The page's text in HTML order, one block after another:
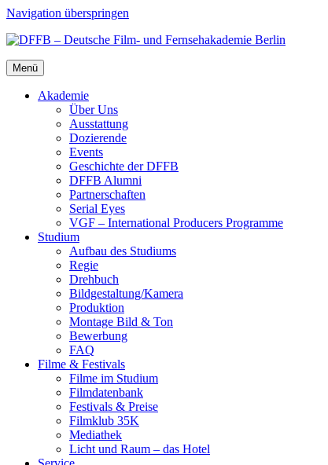
Navigation überspringen
Menü
Aka­de­mie
Über Uns
Aus­stat­tung
Dozie­ren­de
Events
Geschich­te der DFFB
DFFB Alum­ni
Part­ner­schaf­ten
Seri­al Eyes
VGF – Inter­na­tio­nal Pro­du­cers Pro­gram­me
Stu­di­um
Auf­bau des Stu­di­ums
Regie
Dreh­buch
Bildgestaltung/​​Kamera
Pro­duk­ti­on
Mon­ta­ge Bild & Ton
Bewer­bung
FAQ
Fil­me & Fes­ti­vals
Fil­me im Stu­di­um
Film­da­ten­bank
Fes­ti­vals & Prei­se
Film­klub 35K
Media­thek
Licht und Raum – das Hotel